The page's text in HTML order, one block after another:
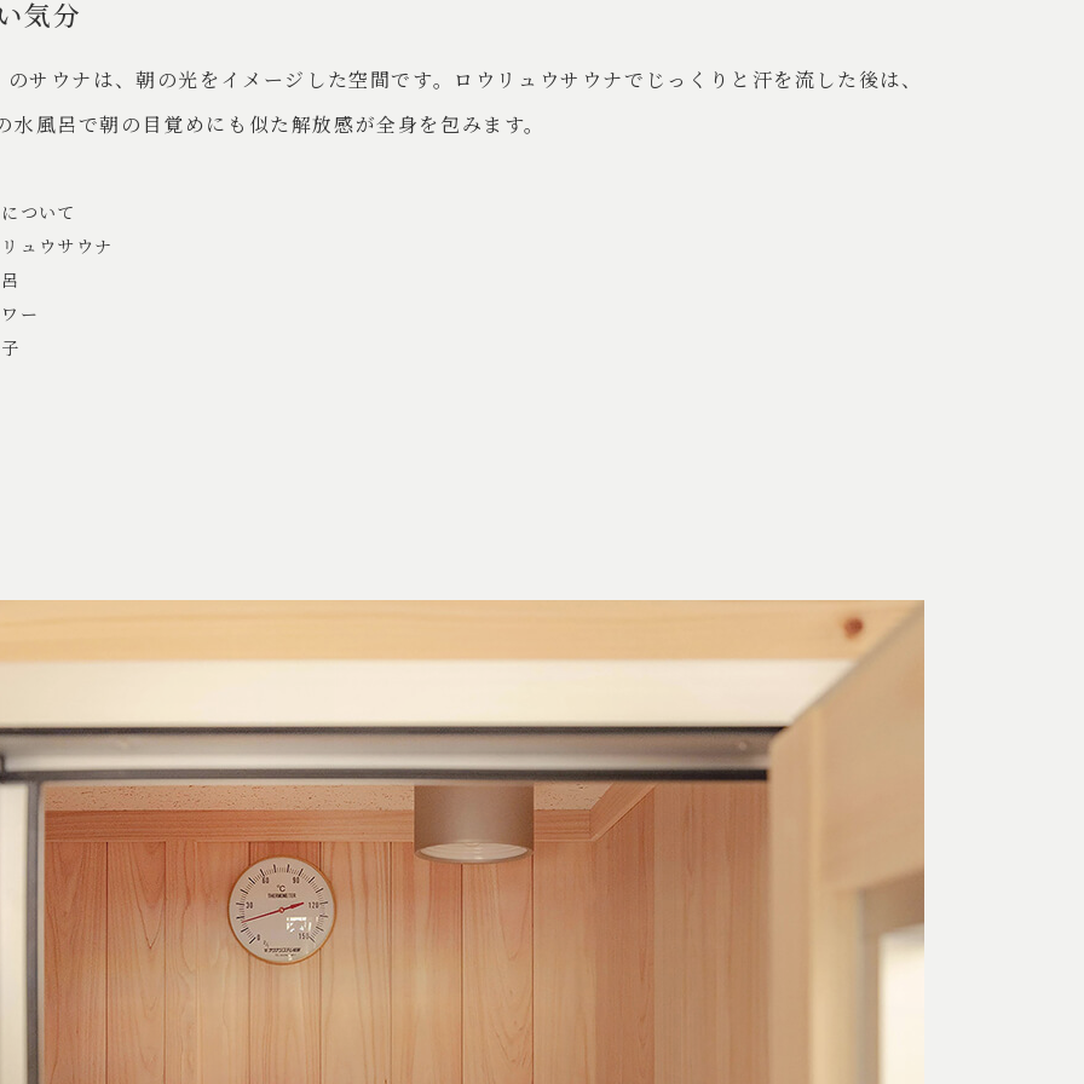
気分
サウナは、朝の光をイメージした空間です。ロウリュウサウナでじっくりと汗を流した後は、
水風呂で朝の目覚めにも似た解放感が全身を包みます。
ついて
ュウサウナ
ー